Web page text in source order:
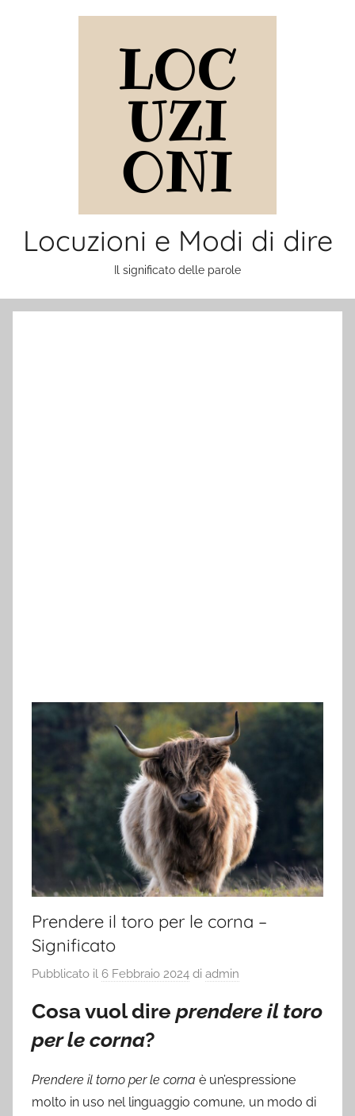
Locuzioni e Modi di dire
Il significato delle parole
Prendere il toro per le corna –
Significato
Pubblicato il 6 Febbraio 2024 di admin
Cosa vuol dire prendere il toro
per le corna?
Prendere il torno per le corna è un’espressione
molto in uso nel linguaggio comune, un modo di